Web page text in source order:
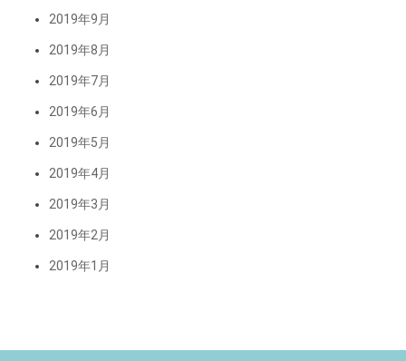
2019年9月
2019年8月
2019年7月
2019年6月
2019年5月
2019年4月
2019年3月
2019年2月
2019年1月